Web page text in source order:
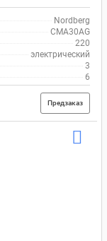
Nordberg
CMA30AG
220
электрический
3
6
Предзаказ